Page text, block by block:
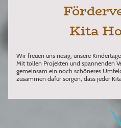
Kita
Wir freuen uns riesig, unsere
Mit tollen Projekten und spannenden
gemeinsam ein noch schöneres
zusammen dafür sorgen, dass jeder